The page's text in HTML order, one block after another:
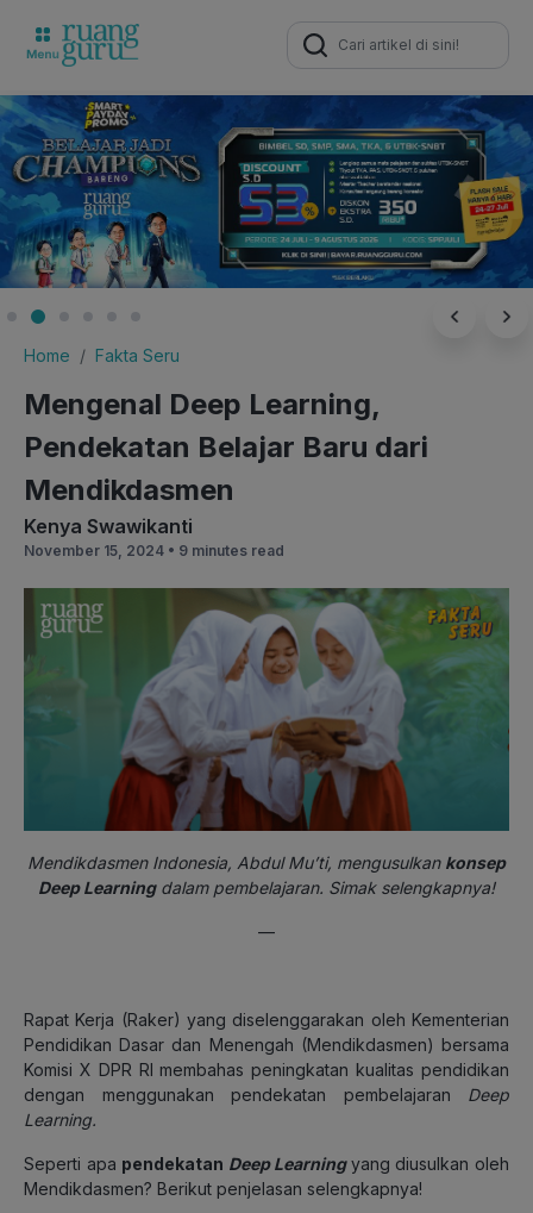
Search
for:
Home Fakta Seru
Mengenal Deep Learning,
Pendekatan Belajar Baru dari
Mendikdasmen
Kenya Swawikanti
November 15, 2024 • 9 minutes read
Mendikdasmen Indonesia, Abdul Mu’ti, mengusulkan konsep
Deep Learningdalam pembelajaran. Simak selengkapnya!
—
Rapat Kerja (Raker) yang diselenggarakan oleh Kementerian
Pendidikan Dasar dan Menengah (Mendikdasmen) bersama
Komisi X DPR RI membahas peningkatan kualitas pendidikan
dengan menggunakan pendekatan pembelajaran Deep
Learning.
Seperti apa pendekatan Deep Learningyang diusulkan oleh
Mendikdasmen? Berikut penjelasan selengkapnya!